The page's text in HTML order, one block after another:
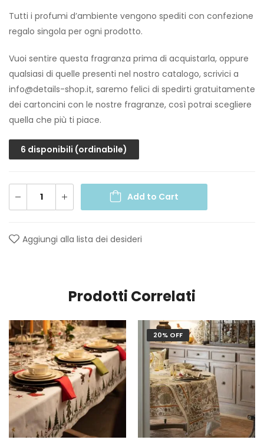
Tutti i profumi d’ambiente vengono spediti con confezione
regalo singola per ogni prodotto.
Vuoi sentire questa fragranza prima di acquistarla, oppure
qualsiasi di quelle presenti nel nostro catalogo, scrivici a
info@details-shop.it, saremo felici di spedirti gratuitamente
dei cartoncini con le nostre fragranze, così potrai scegliere
quella che più ti piace.
6 disponibili (ordinabile)
Add to Cart
Aggiungi alla lista dei desideri
Prodotti Correlati
20% OFF